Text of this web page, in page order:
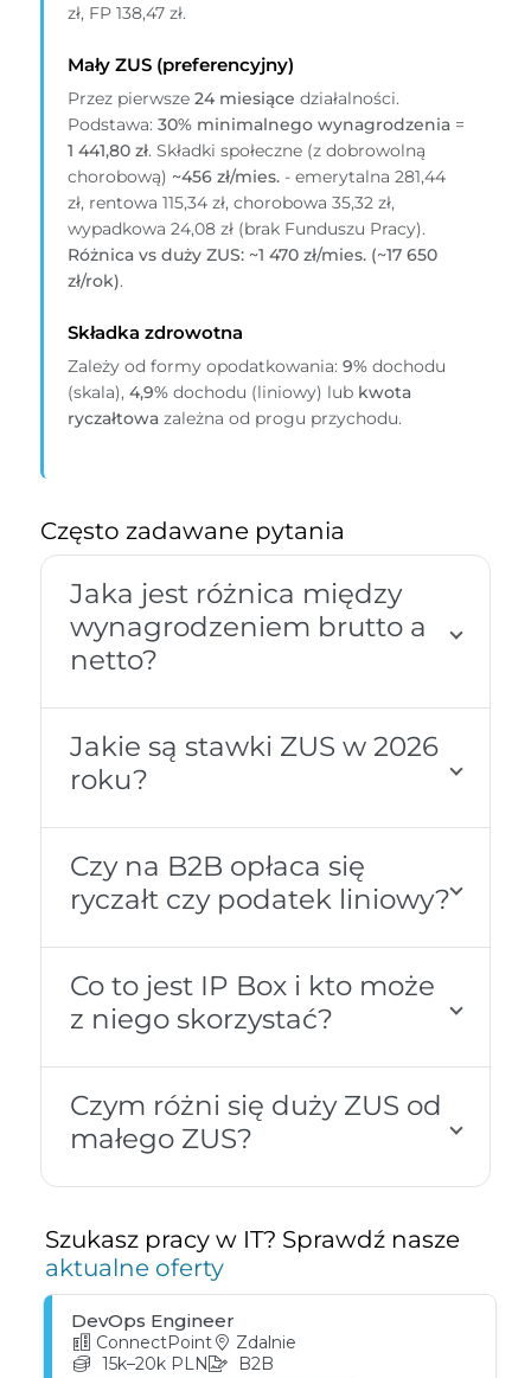
zł, FP 138,47 zł.
Mały ZUS (preferencyjny)
Przez pierwsze24 miesiące działalności.
Podstawa:30% minimalnego wynagrodzenia =
1 441,80 zł. Składki społeczne (z dobrowolną
chorobową) ~456 zł/mies. - emerytalna 281,44
zł, rentowa 115,34 zł, chorobowa 35,32 zł,
wypadkowa 24,08 zł (brak Funduszu Pracy).
Różnica vs duży ZUS: ~1 470 zł/mies. (~17 650
zł/rok).
Składka zdrowotna
Zależy od formy opodatkowania:9% dochodu
(skala),4,9% dochodu (liniowy) lub kwota
ryczałtowa zależna od progu przychodu.
Często zadawane pytania
Jaka jest różnica między
wynagrodzeniem brutto a
netto?
Jakie są stawki ZUS w 2026
roku?
Czy na B2B opłaca się
ryczałt czy podatek liniowy?
Co to jest IP Box i kto może
z niego skorzystać?
Czym różni się duży ZUS od
małego ZUS?
Szukasz pracy w IT? Sprawdź nasze
aktualne oferty